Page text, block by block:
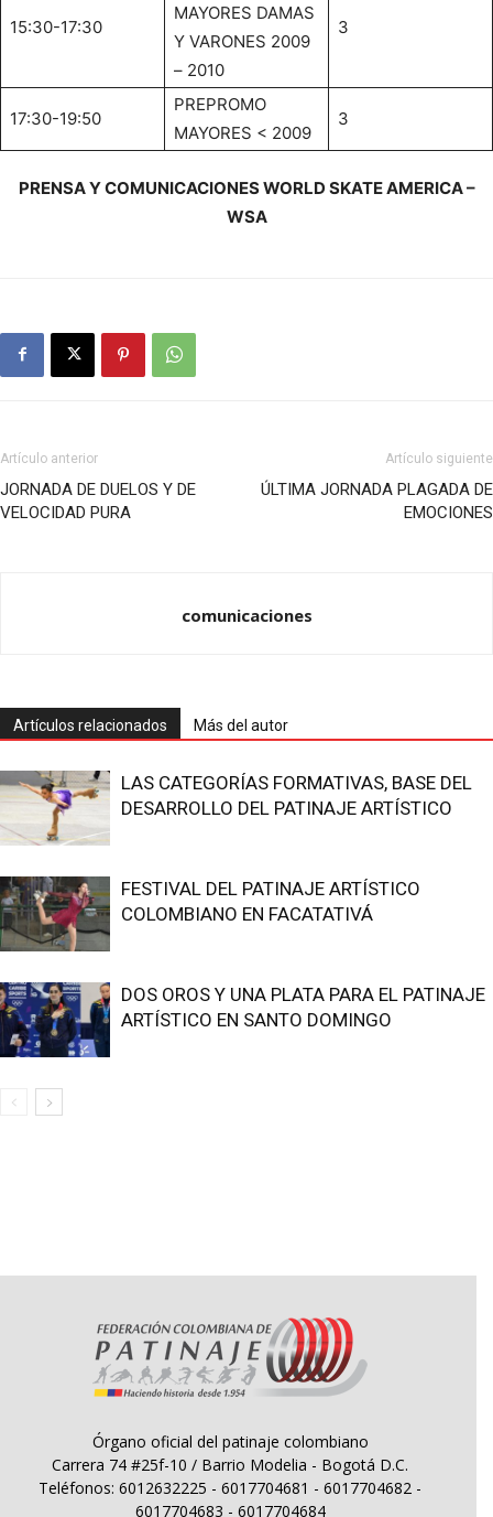
15:30-17:30
MAYORES DAMAS
Y VARONES 2009
– 2010
3
17:30-19:50
PREPROMO
MAYORES < 2009
3
PRENSA Y COMUNICACIONES WORLD SKATE AMERICA –
WSA
Artículo anterior
JORNADA DE DUELOS Y DE
VELOCIDAD PURA
Artículo siguiente
ÚLTIMA JORNADA PLAGADA DE
EMOCIONES
comunicaciones
Artículos relacionados Más del autor
LAS CATEGORÍAS FORMATIVAS, BASE DEL
DESARROLLO DEL PATINAJE ARTÍSTICO
FESTIVAL DEL PATINAJE ARTÍSTICO
COLOMBIANO EN FACATATIVÁ
DOS OROS Y UNA PLATA PARA EL PATINAJE
ARTÍSTICO EN SANTO DOMINGO
Órgano oficial del patinaje colombiano
Carrera 74 #25f-10 / Barrio Modelia - Bogotá D.C.
Teléfonos: 6012632225 - 6017704681 - 6017704682 -
6017704683 - 6017704684